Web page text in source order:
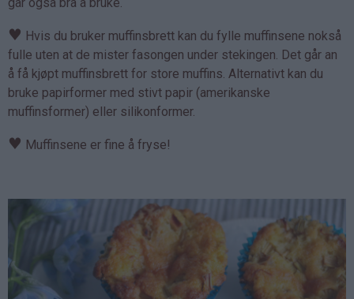
♥ Hvis du bruker muffinsbrett kan du fylle muffinsene nokså
fulle uten at de mister fasongen under stekingen. Det går an
å få kjøpt muffinsbrett for store muffins. Alternativt kan du
bruke papirformer med stivt papir (amerikanske
muffinsformer) eller silikonformer.
♥ Muffinsene er fine å fryse!